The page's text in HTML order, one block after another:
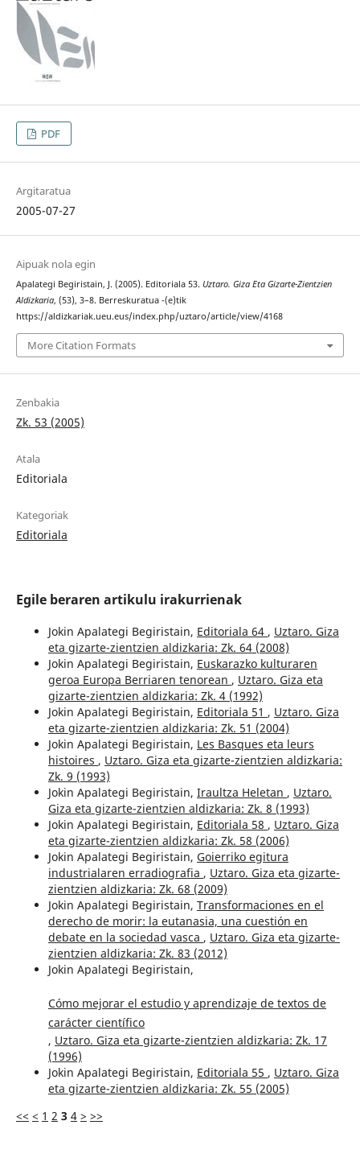
PDF
Argitaratua
2005-07-27
Aipuak nola egin
Apalategi Begiristain, J. (2005). Editoriala 53. Uztaro. Giza Eta Gizarte-Zientzien
Aldizkaria, (53), 3–8. Berreskuratua -(e)tik
https://aldizkariak.ueu.eus/index.php/uztaro/article/view/4168
More Citation Formats
Zenbakia
Zk. 53 (2005)
Atala
Editoriala
Kategoriak
Editoriala
Egile beraren artikulu irakurrienak
Jokin Apalategi Begiristain, Editoriala 64 , Uztaro. Giza
eta gizarte-zientzien aldizkaria: Zk. 64 (2008)
Jokin Apalategi Begiristain, Euskarazko kulturaren
geroa Europa Berriaren tenorean , Uztaro. Giza eta
gizarte-zientzien aldizkaria: Zk. 4 (1992)
Jokin Apalategi Begiristain, Editoriala 51 , Uztaro. Giza
eta gizarte-zientzien aldizkaria: Zk. 51 (2004)
Jokin Apalategi Begiristain, Les Basques eta leurs
histoires , Uztaro. Giza eta gizarte-zientzien aldizkaria:
Zk. 9 (1993)
Jokin Apalategi Begiristain, Iraultza Heletan , Uztaro.
Giza eta gizarte-zientzien aldizkaria: Zk. 8 (1993)
Jokin Apalategi Begiristain, Editoriala 58 , Uztaro. Giza
eta gizarte-zientzien aldizkaria: Zk. 58 (2006)
Jokin Apalategi Begiristain, Goierriko egitura
industrialaren erradiografia , Uztaro. Giza eta gizarte-
zientzien aldizkaria: Zk. 68 (2009)
Jokin Apalategi Begiristain, Transformaciones en el
derecho de morir: la eutanasia, una cuestión en
debate en la sociedad vasca , Uztaro. Giza eta gizarte-
zientzien aldizkaria: Zk. 83 (2012)
Jokin Apalategi Begiristain,
Cómo mejorar el estudio y aprendizaje de textos de
carácter científico
, Uztaro. Giza eta gizarte-zientzien aldizkaria: Zk. 17
(1996)
Jokin Apalategi Begiristain, Editoriala 55 , Uztaro. Giza
eta gizarte-zientzien aldizkaria: Zk. 55 (2005)
<< < 1 2 3 4 > >>